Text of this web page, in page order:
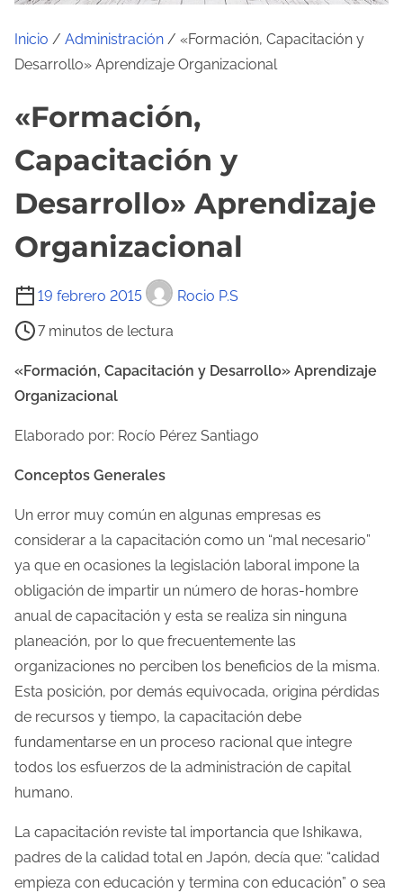
Inicio / Administración / «Formación, Capacitación y
Desarrollo» Aprendizaje Organizacional
«Formación,
Capacitación y
Desarrollo» Aprendizaje
Organizacional
19 febrero 2015 Rocio P.S
T
e
m
p
d
e
e
c
t
u
r
a
d
e
l
a
e
n
a
7 minutos de lectura
«Formación, Capacitación y Desarrollo» Aprendizaje
Organizacional
Elaborado por: Rocío Pérez Santiago
Conceptos Generales
Un error muy común en algunas empresas es
considerar a la capacitación como un “mal necesario”
ya que en ocasiones la legislación laboral impone la
obligación de impartir un número de horas-hombre
anual de capacitación y esta se realiza sin ninguna
planeación, por lo que frecuentemente las
organizaciones no perciben los beneficios de la misma.
Esta posición, por demás equivocada, origina pérdidas
de recursos y tiempo, la capacitación debe
fundamentarse en un proceso racional que integre
todos los esfuerzos de la administración de capital
humano.
La capacitación reviste tal importancia que Ishikawa,
padres de la calidad total en Japón, decía que: “calidad
empieza con educación y termina con educación” o sea